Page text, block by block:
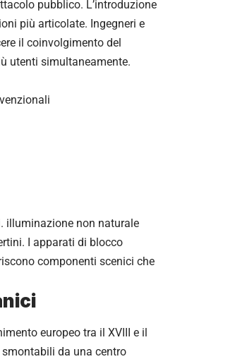
pubblico. L’introduzione
più articolate. Ingegneri e
il coinvolgimento del
utenti simultaneamente.
illuminazione non naturale
I apparati di blocco
componenti scenici che
europeo tra il XVIII e il
da una centro